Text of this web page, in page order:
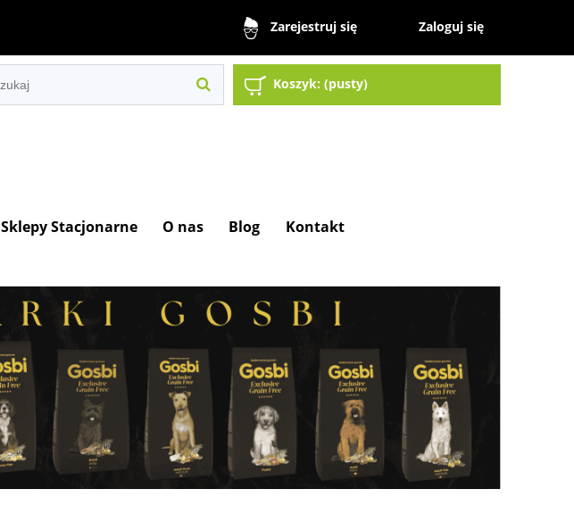
Zarejestruj się Zaloguj się
Koszyk: (pusty)
Sklepy Stacjonarne O nas Blog Kontakt